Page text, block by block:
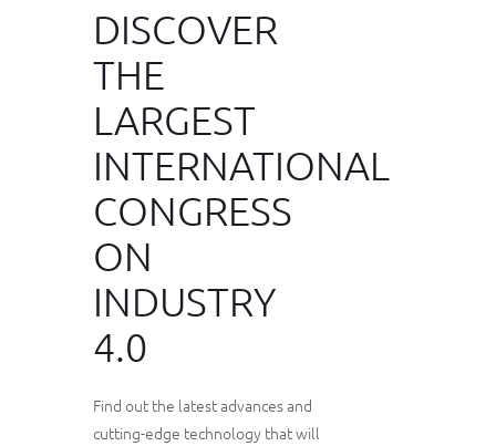
DISCOVER
THE
LARGEST
INTERNATIONAL
CONGRESS
ON
INDUSTRY
4.0
Find out the latest advances and
cutting-edge technology that will